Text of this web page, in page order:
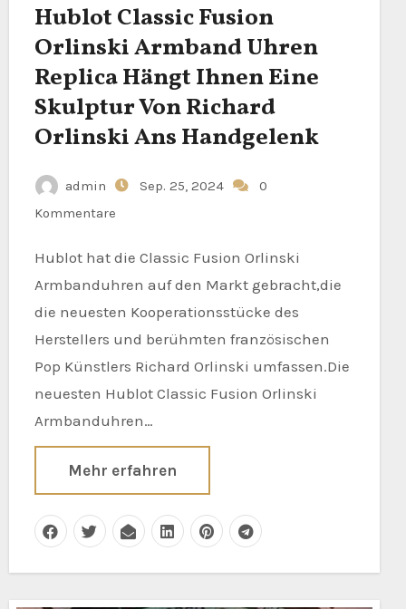
Hublot Classic Fusion
Orlinski Armband Uhren
Replica Hängt Ihnen Eine
Skulptur Von Richard
Orlinski Ans Handgelenk
admin Sep. 25, 2024
0
Kommentare
Hublot hat die Classic Fusion Orlinski
Armbanduhren auf den Markt gebracht,die
die neuesten Kooperationsstücke des
Herstellers und berühmten französischen
Pop Künstlers Richard Orlinski umfassen.Die
neuesten Hublot Classic Fusion Orlinski
Armbanduhren…
Mehr erfahren